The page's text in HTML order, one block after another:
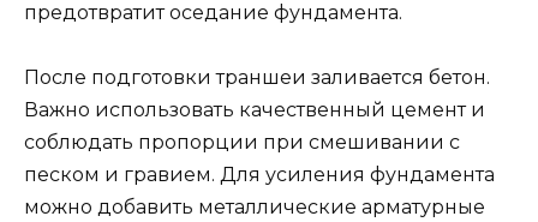
предотвратит оседание фундамента.
После подготовки траншеи заливается бетон.
Важно использовать качественный цемент и
соблюдать пропорции при смешивании с
песком и гравием. Для усиления фундамента
можно добавить металлические арматурные